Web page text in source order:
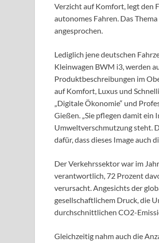
Verzicht auf Komfort, legt den
autonomes Fahren. Das
angesprochen.
Lediglich jene deutschen
Kleinwagen BWM i3, werden
Produktbeschreibungen im
auf Komfort, Luxus und
„Digitale Ökonomie“ und
Gießen. „Sie pflegen damit ein
Umweltverschmutzung steht.
dafür, dass dieses Image auch
Der Verkehrssektor war im
verantwortlich, 72 Prozent
verursacht. Angesichts der
gesellschaftlichem Druck, die
durchschnittlichen CO2-
Gleichzeitig nahm auch die